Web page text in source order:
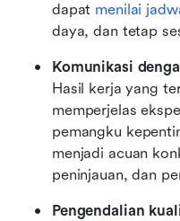
dapat menilai
daya, dan tetap
Komunikasi
Hasil kerja yang
memperjelas
pemangku
menjadi acuan
peninjauan, dan
Pengendalian